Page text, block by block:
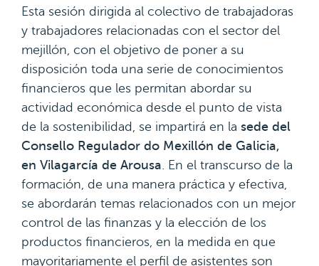
Esta sesión dirigida al colectivo de trabajadoras
y trabajadores relacionadas con el sector del
mejillón, con el objetivo de poner a su
disposición toda una serie de conocimientos
financieros que les permitan abordar su
actividad económica desde el punto de vista
de la sostenibilidad, se impartirá en la sede del
Consello Regulador do Mexillón de Galicia,
en Vilagarcía de Arousa. En el transcurso de la
formación, de una manera práctica y efectiva,
se abordarán temas relacionados con un mejor
control de las finanzas y la elección de los
productos financieros, en la medida en que
mayoritariamente el perfil de asistentes son